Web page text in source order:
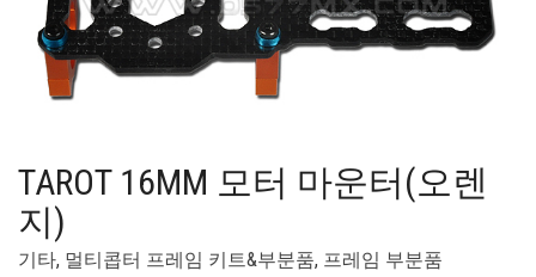
TAROT 16MM 모터 마운터(오렌
지)
기타, 멀티콥터 프레임 키트&부분품, 프레임 부분품